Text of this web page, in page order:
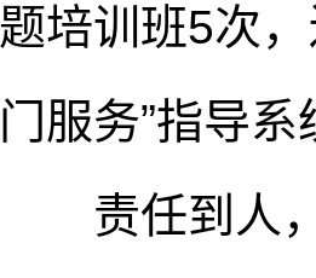
题培训班5次
门服务”指导
责任到人，